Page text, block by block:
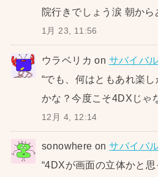
院行きでしょう涙 朝か
1月 23, 11:56
ウラベリカ on サバイバ
“でも、何はともあれ楽
かな？今度こそ4DXじゃ
12月 4, 12:14
sonowhere onサバイバ
“4DXが画面の立体かと